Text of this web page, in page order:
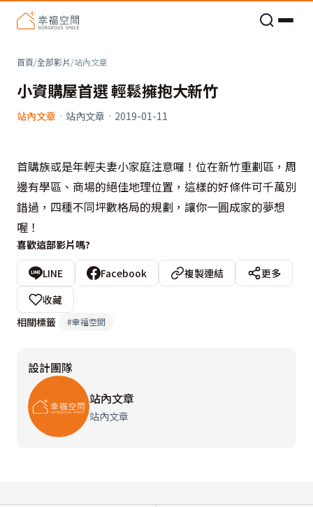
首頁/全部影片/站內文章
小資購屋首選 輕鬆擁抱大新竹
站內文章 · 站內文章 · 2019-01-11
首購族或是年輕夫妻小家庭注意囉！位在新竹重劃區，周
邊有學區、商場的絕佳地理位置，這樣的好條件可千萬別
錯過，四種不同坪數格局的規劃，讓你一圓成家的夢想
喔！
喜歡這部影片嗎?
LINE Facebook 複製連結
更多
收藏
相關標籤
#幸福空間
設計團隊
站內文章
站內文章